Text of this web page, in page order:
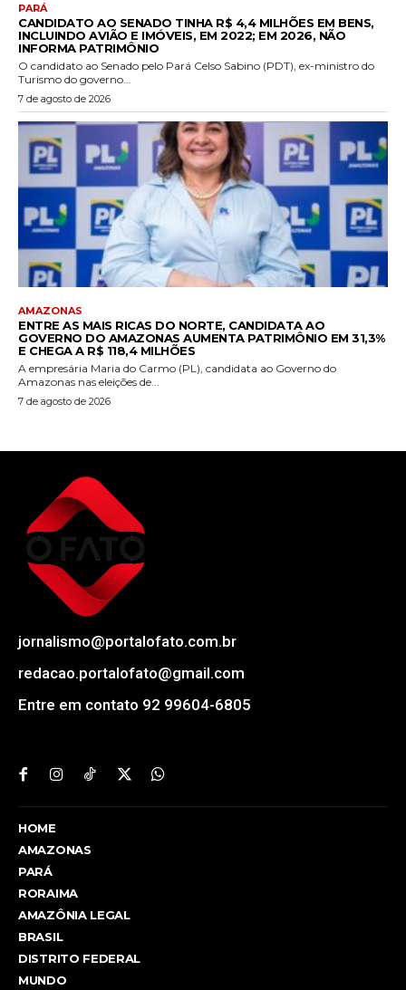
PARÁ
CANDIDATO AO SENADO TINHA R$ 4,4 MILHÕES EM BENS,
INCLUINDO AVIÃO E IMÓVEIS, EM 2022; EM 2026, NÃO
INFORMA PATRIMÔNIO
O candidato ao Senado pelo Pará Celso Sabino (PDT), ex-ministro do
Turismo do governo...
7 de agosto de 2026
AMAZONAS
ENTRE AS MAIS RICAS DO NORTE, CANDIDATA AO
GOVERNO DO AMAZONAS AUMENTA PATRIMÔNIO EM 31,3%
E CHEGA A R$ 118,4 MILHÕES
A empresária Maria do Carmo (PL), candidata ao Governo do
Amazonas nas eleições de...
7 de agosto de 2026
jornalismo@portalofato.com.br
redacao.portalofato@gmail.com
Entre em contato 92 99604-6805
HOME
AMAZONAS
PARÁ
RORAIMA
AMAZÔNIA LEGAL
BRASIL
DISTRITO FEDERAL
MUNDO